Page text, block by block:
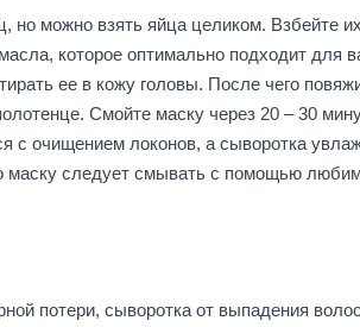
но можно взять яйца целиком. Взбейте их
которое оптимально подходит для
ее в кожу головы. После чего
Смойте маску через 20 – 30
с очищением локонов, а сыворотка
маску следует смывать с помощью
потери, сыворотка от выпадения волос